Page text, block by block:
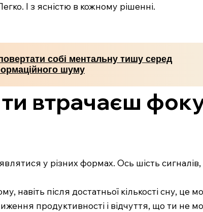
І з ясністю в кожному рішенні.
собі ментальну тишу серед
шуму
втрачаєш
у різних формах. Ось шість сигналів,
навіть після достатньої кількості сну, це
продуктивності і відчуття, що ти не